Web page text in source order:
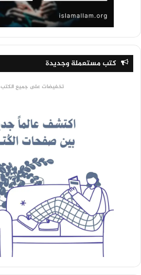
كتب مستعملة وجديدة
تخفيضات على جميع الكتب